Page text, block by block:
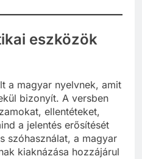
eszközök
a magyar nyelvnek, amit
bizonyít. A versben
ellentéteket,
a jelentés erősítését
szóhasználat, a magyar
kiaknázása hozzájárul